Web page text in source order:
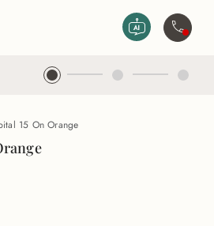
15 On Orange